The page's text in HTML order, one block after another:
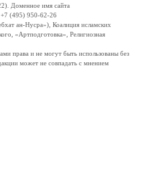
Доменное имя сайта
+7 (495) 950-62-26
ан-Нусра»), Коалиция исламских
«Артподготовка», Религиозная
права и не могут быть использованы без
может не совпадать с мнением